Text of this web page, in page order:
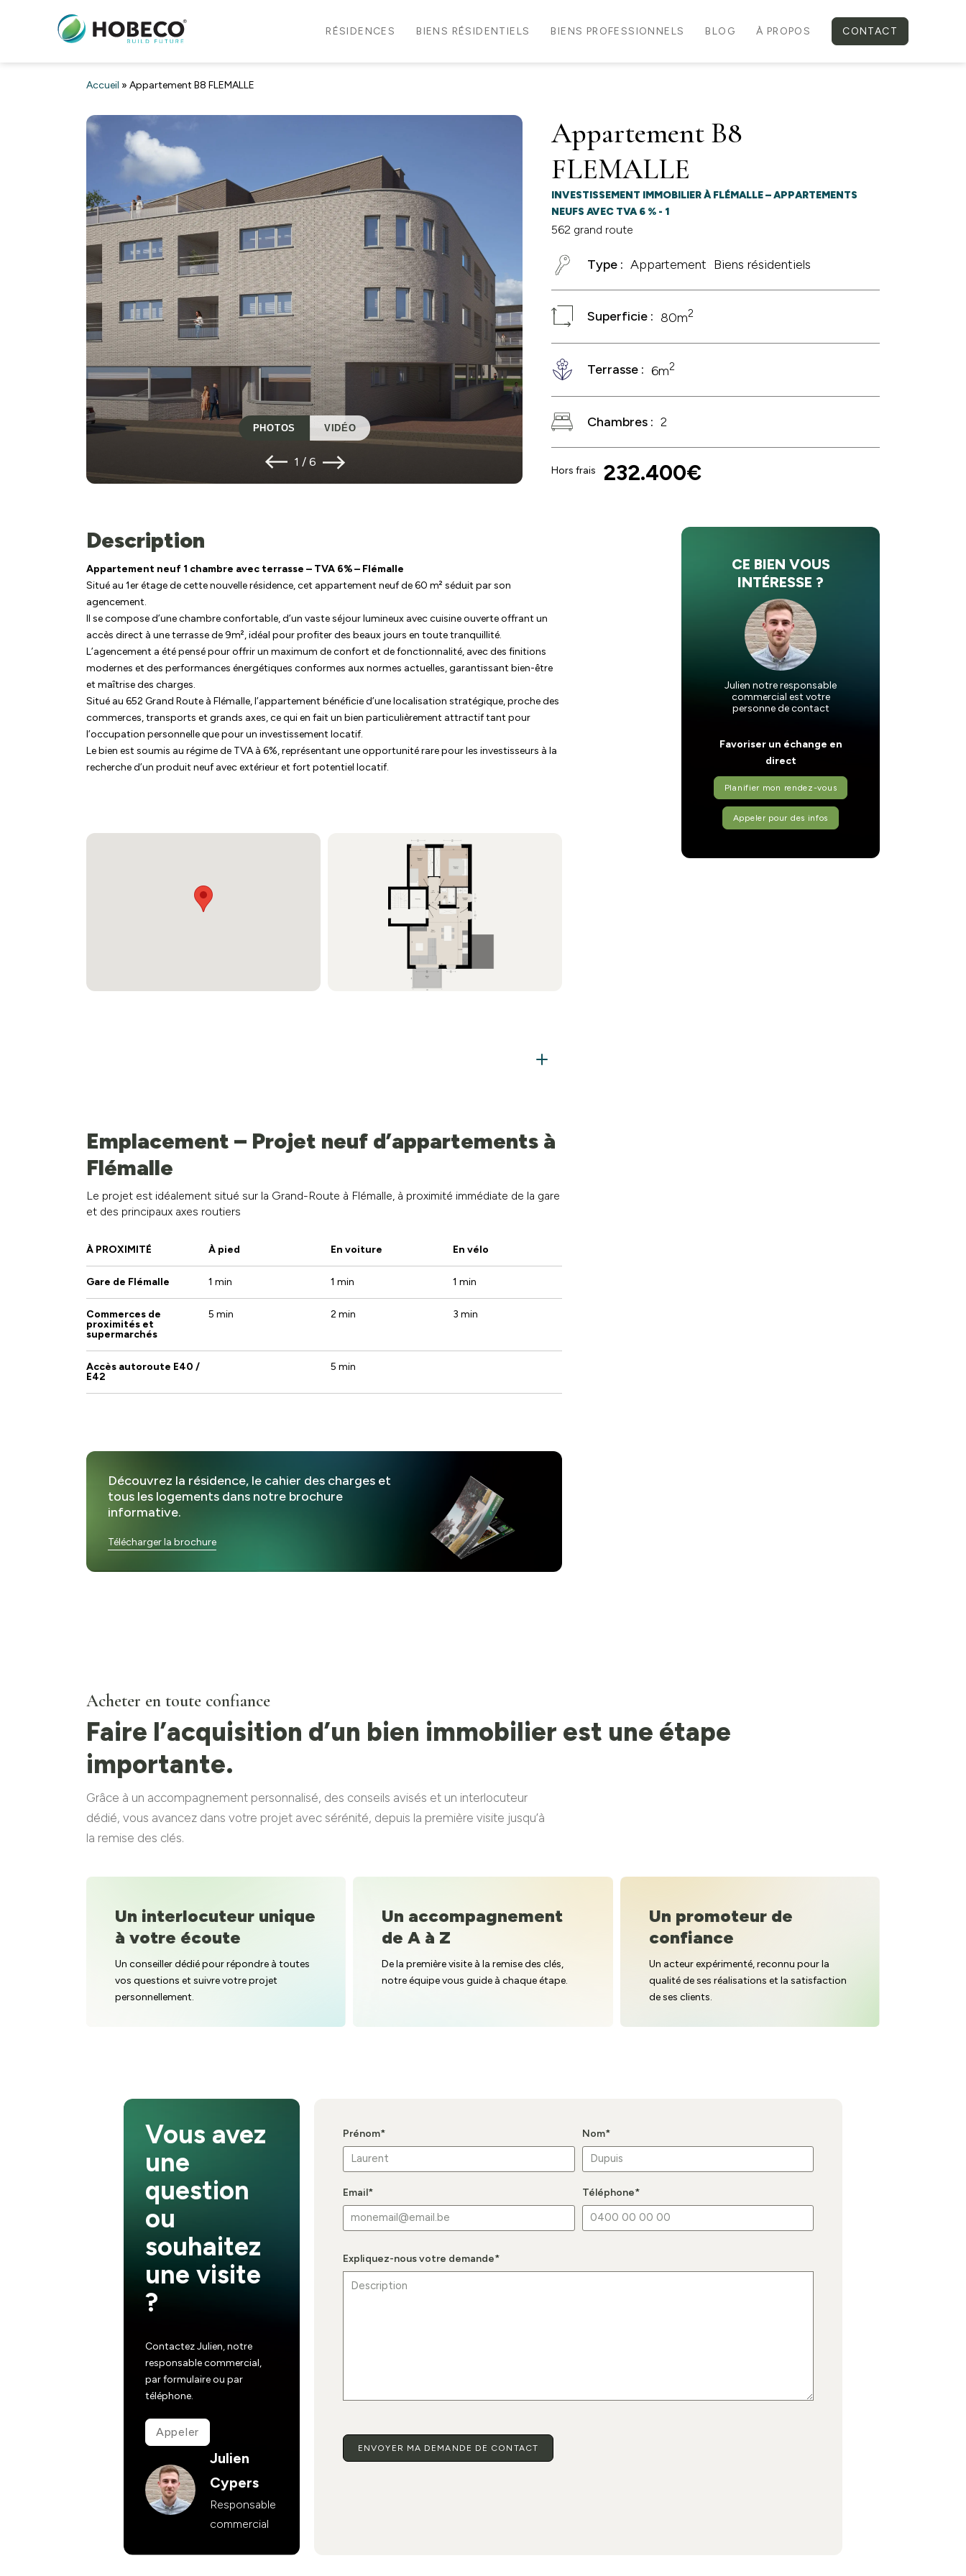
RÉSIDENCES BIENS RÉSIDENTIELS BIENS PROFESSIONNELS BLOG À PROPOS CONTACT
Accueil » Appartement B8 FLEMALLE
1 / 6
PHOTOS VIDÉO
Appartement B8
FLEMALLE
INVESTISSEMENT IMMOBILIER À FLÉMALLE – APPARTEMENTS
NEUFS AVEC TVA 6 % - 1
562 grand route
Type : Appartement Biens résidentiels
Superficie : 80m2
Terrasse : 6m2
Chambres : 2
Hors frais 232.400€
Description
Appartement neuf 1 chambre avec terrasse – TVA 6% – Flémalle
Situé au 1er étage de cette nouvelle résidence, cet appartement neuf de 60 m² séduit par son
agencement.
Il se compose d’une chambre confortable, d’un vaste séjour lumineux avec cuisine ouverte offrant un
accès direct à une terrasse de 9m², idéal pour profiter des beaux jours en toute tranquillité.
L’agencement a été pensé pour offrir un maximum de confort et de fonctionnalité, avec des finitions
modernes et des performances énergétiques conformes aux normes actuelles, garantissant bien-être
et maîtrise des charges.
Situé au 652 Grand Route à Flémalle, l’appartement bénéficie d’une localisation stratégique, proche des
commerces, transports et grands axes, ce qui en fait un bien particulièrement attractif tant pour
l’occupation personnelle que pour un investissement locatif.
Le bien est soumis au régime de TVA à 6%, représentant une opportunité rare pour les investisseurs à la
recherche d’un produit neuf avec extérieur et fort potentiel locatif.
Emplacement – Projet neuf d’appartements à
Flémalle
Le projet est idéalement situé sur la Grand-Route à Flémalle, à proximité immédiate de la gare
et des principaux axes routiers
À PROXIMITÉ À pied En voiture En vélo
Gare de Flémalle 1 min 1 min 1 min
Commerces de
proximités et
supermarchés
5 min 2 min 3 min
Accès autoroute E40 /
E42
5 min
Découvrez la résidence, le cahier des charges et
tous les logements dans notre brochure
informative.
Télécharger la brochure
CE BIEN VOUS
INTÉRESSE ?
Julien notre responsable
commercial est votre
personne de contact
Favoriser un échange en
direct
Planifier mon rendez-vous
Appeler pour des infos
Acheter en toute confiance
Faire l’acquisition d’un bien immobilier est une étape
importante.
Grâce à un accompagnement personnalisé, des conseils avisés et un interlocuteur
dédié, vous avancez dans votre projet avec sérénité, depuis la première visite jusqu’à
la remise des clés.
Un interlocuteur unique
à votre écoute
Un conseiller dédié pour répondre à toutes
vos questions et suivre votre projet
personnellement.
Un accompagnement
de A à Z
De la première visite à la remise des clés,
notre équipe vous guide à chaque étape.
Un promoteur de
confiance
Un acteur expérimenté, reconnu pour la
qualité de ses réalisations et la satisfaction
de ses clients.
Vous avez
une
question
ou
souhaitez
une visite
?
Contactez Julien, notre
responsable commercial,
par formulaire ou par
téléphone.
Appeler
Julien
Cypers
Responsable
commercial
Prénom* Nom*
Email* Téléphone*
Expliquez-nous votre demande*